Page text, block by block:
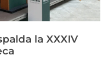
la XXXIV